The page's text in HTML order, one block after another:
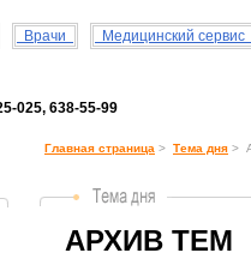
Врачи Медицинский сервис
025, 638-55-99
Главная страница > Тема дня >
АРХИВ ТЕМ